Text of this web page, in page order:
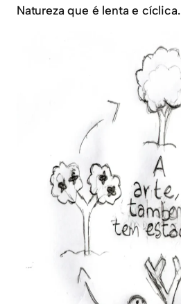
Natureza que é lenta e cíclica.